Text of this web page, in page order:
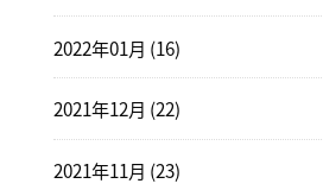
2022年01月 (16)
2021年12月 (22)
2021年11月 (23)